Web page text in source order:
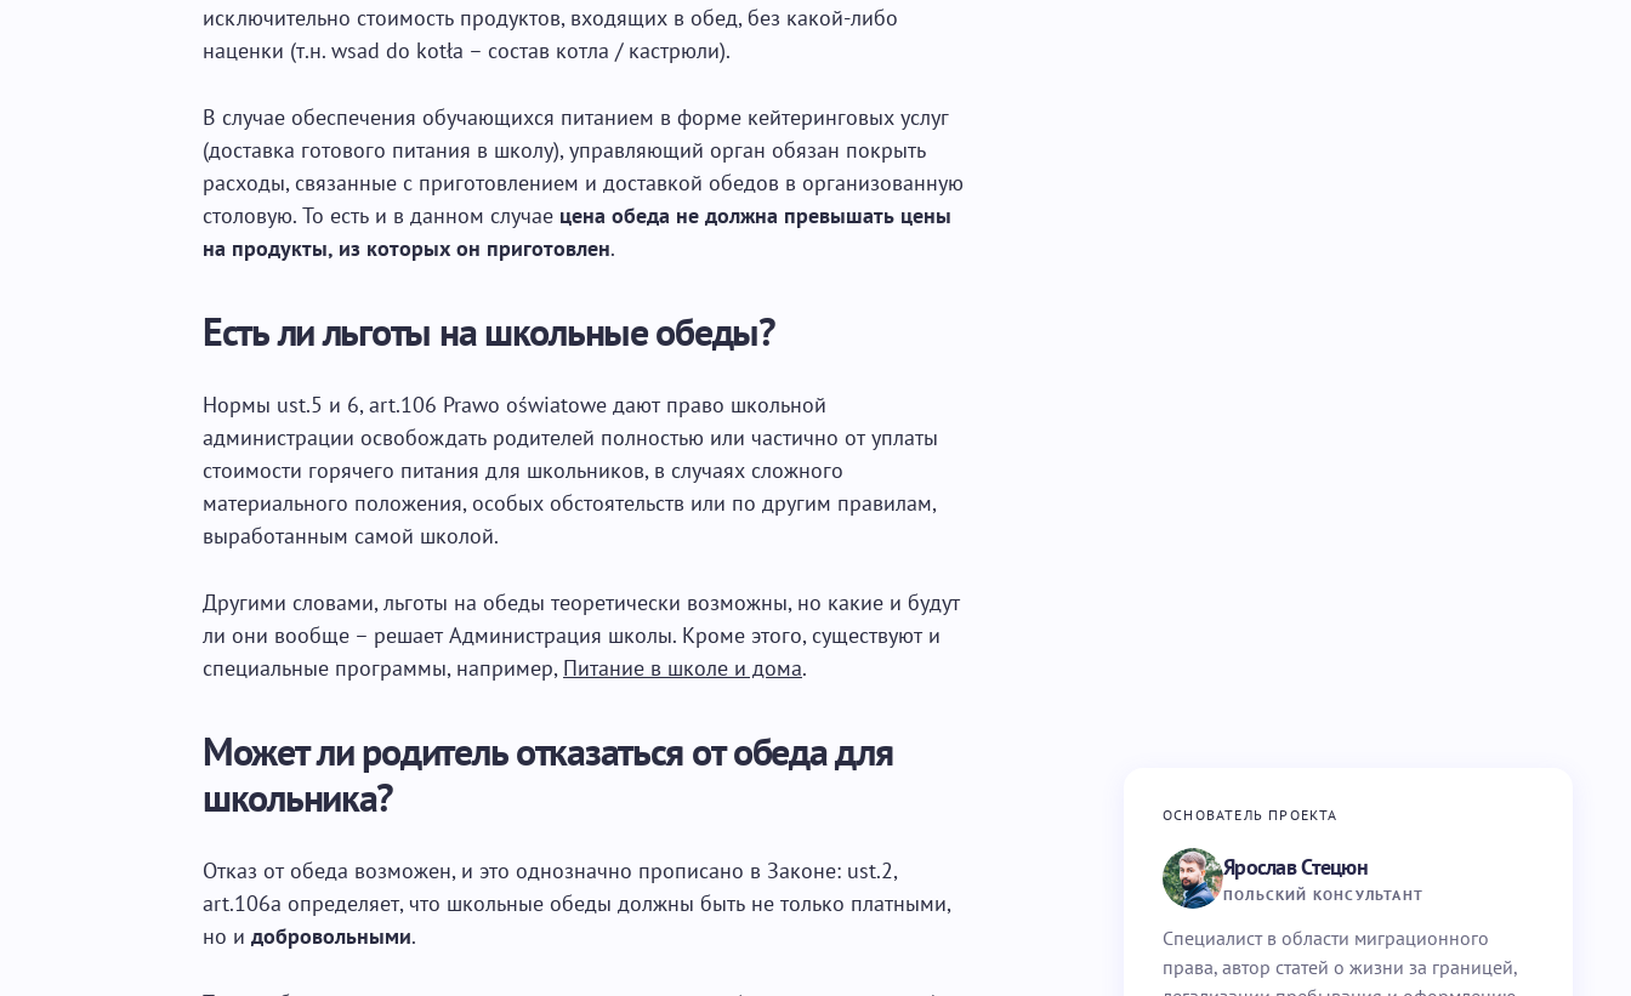
исключительно стоимость продуктов, входящих в обед, без какой-либо
наценки (т.н. wsad do kotła – состав котла / кастрюли).
В случае обеспечения обучающихся питанием в форме кейтеринговых услуг
(доставка готового питания в школу), управляющий орган обязан покрыть
расходы, связанные с приготовлением и доставкой обедов в организованную
столовую. То есть и в данном случае цена обеда не должна превышать цены
на продукты, из которых он приготовлен.
Есть ли льготы на школьные обеды?
Нормы ust.5 и 6, art.106 Prawo oświatowe дают право школьной
администрации освобождать родителей полностью или частично от уплаты
стоимости горячего питания для школьников, в случаях сложного
материального положения, особых обстоятельств или по другим правилам,
выработанным самой школой.
Другими словами, льготы на обеды теоретически возможны, но какие и будут
ли они вообще – решает Администрация школы. Кроме этого, существуют и
специальные программы, например, Питание в школе и дома.
Может ли родитель отказаться от обеда для
школьника?
Отказ от обеда возможен, и это однозначно прописано в Законе: ust.2,
art.106a определяет, что школьные обеды должны быть не только платными,
но и добровольными.
ОСНОВАТЕЛЬ ПРОЕКТА
Ярослав Стецюн
ПОЛЬСКИЙ КОНСУЛЬТАНТ
Специалист в области миграционного
права, автор статей о жизни за границей,